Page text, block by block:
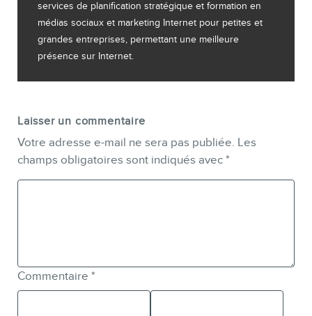
services de planification stratégique et formation en
médias sociaux et marketing Internet pour petites et
grandes entreprises, permettant une meilleure
présence sur Internet.
Laisser un commentaire
Votre adresse e-mail ne sera pas publiée. Les
champs obligatoires sont indiqués avec *
Commentaire *